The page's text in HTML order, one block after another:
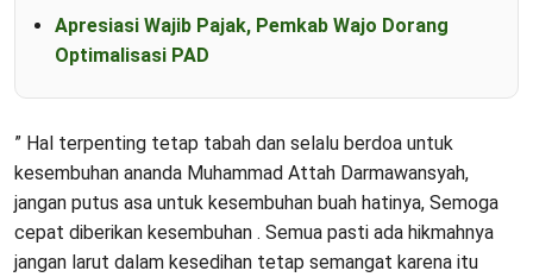
Apresiasi Wajib Pajak, Pemkab Wajo Dorang
Optimalisasi PAD
” Hal terpenting tetap tabah dan selalu berdoa untuk
kesembuhan ananda Muhammad Attah Darmawansyah,
jangan putus asa untuk kesembuhan buah hatinya, Semoga
cepat diberikan kesembuhan . Semua pasti ada hikmahnya
jangan larut dalam kesedihan tetap semangat karena itu